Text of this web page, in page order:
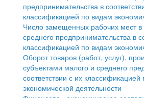
Здравоохранение
Социальная защита
Фотоальбом
Муниципальный контроль
Муниципальные услуги
Проекты административных
Антимонопольный комплаенс
Противодействие коррупции
среднего предпринимательства
Информационная поддержка
среднего предпринимательства
Муниципальные программы
Контрольно-счетная палата
предпринимательства в
классификацией по видам
Число замещенных рабочих мест в
среднего предпринимательства в
классификацией по видам
Оборот товаров (работ, услуг),
субъектами малого и среднего
соответствии с их
экономической деятельности